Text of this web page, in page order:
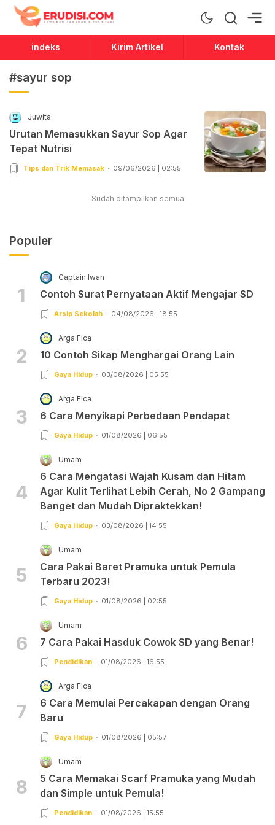
Erudisi
Temukan Jawaban dan Inspirasi
indeks Kirim Artikel Kontak
#sayur sop
Juwita
Urutan Memasukkan Sayur Sop Agar
Tepat Nutrisi
Tips dan Trik Memasak 09/06/2026 | 02:55
Sudah ditampilkan semua
Populer
1
Captain Iwan
Contoh Surat Pernyataan Aktif Mengajar SD
Arsip Sekolah 04/08/2026 | 18:55
2
Arga Fica
10 Contoh Sikap Menghargai Orang Lain
Gaya Hidup 03/08/2026 | 05:55
3
Arga Fica
6 Cara Menyikapi Perbedaan Pendapat
Gaya Hidup 01/08/2026 | 06:55
4
Umam
6 Cara Mengatasi Wajah Kusam dan Hitam
Agar Kulit Terlihat Lebih Cerah, No 2 Gampang
Banget dan Mudah Dipraktekkan!
Gaya Hidup 03/08/2026 | 14:55
5
Umam
Cara Pakai Baret Pramuka untuk Pemula
Terbaru 2023!
Gaya Hidup 01/08/2026 | 02:55
6
Umam
7 Cara Pakai Hasduk Cowok SD yang Benar!
Pendidikan 01/08/2026 | 16:55
7
Arga Fica
6 Cara Memulai Percakapan dengan Orang
Baru
Gaya Hidup 01/08/2026 | 05:57
8
Umam
5 Cara Memakai Scarf Pramuka yang Mudah
dan Simple untuk Pemula!
Pendidikan 01/08/2026 | 15:55